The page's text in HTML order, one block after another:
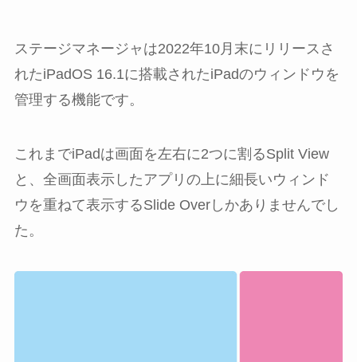
ステージマネージャは2022年10月末にリリースさ
れたiPadOS 16.1に搭載されたiPadのウィンドウを
管理する機能です。
これまでiPadは画面を左右に2つに割るSplit View
と、全画面表示したアプリの上に細長いウィンド
ウを重ねて表示するSlide Overしかありませんでし
た。